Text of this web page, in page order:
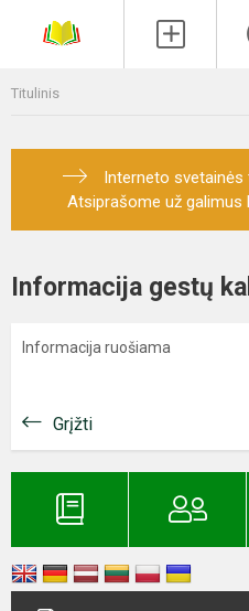
Titulinis
Interneto svetainės
Atsiprašome už galimus
Informacija gestų
Informacija ruošiama
Grįžti